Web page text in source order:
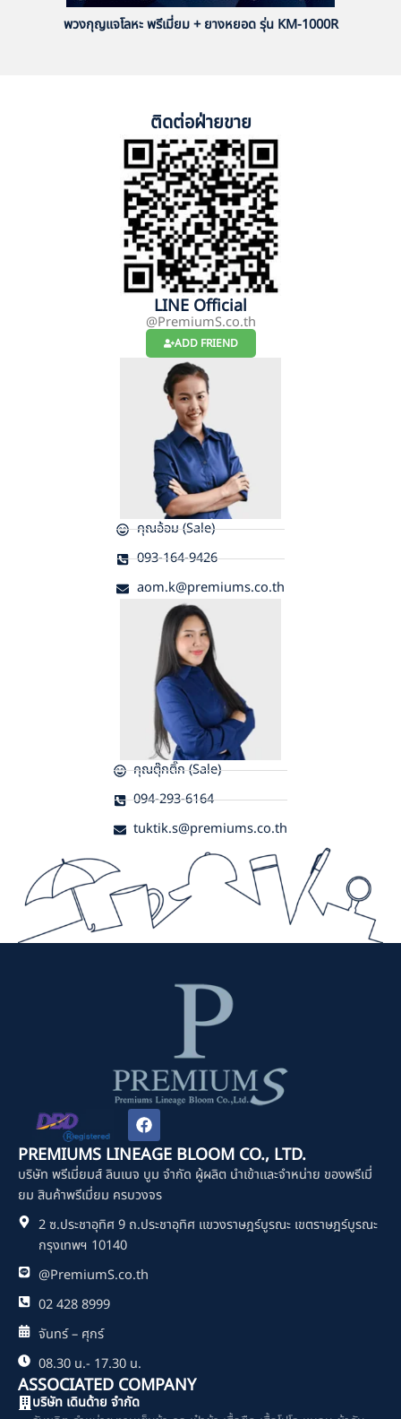
พวงกุญแจโลหะ พรีเมี่ยม + ยางหยอด รุ่น KM-1000R
ติดต่อฝ่ายขาย
LINE Official
@PremiumS.co.th
ADD FRIEND
คุณอ้อม (Sale)
093-164-9426
aom.k@premiums.co.th
คุณตุ๊กติ๊ก (Sale)
094-293-6164
tuktik.s@premiums.co.th
F
a
c
e
b
o
k
PREMIUMS LINEAGE BLOOM CO., LTD.
บริษัท พรีเมี่ยมส์ ลินเนจ บูม จำกัด ผู้ผลิต นำเข้าและจำหน่าย ของพรีเมี่
ยม สินค้าพรีเมี่ยม ครบวงจร
2 ซ.ประชาอุทิศ 9 ถ.ประชาอุทิศ แขวงราษฎร์บูรณะ เขตราษฎร์บูรณะ
กรุงเทพฯ 10140
@PremiumS.co.th
02 428 8999
จันทร์ – ศุกร์
08.30 น.- 17.30 น.
ASSOCIATED COMPANY
บริษัท เดินด้าย จำกัด